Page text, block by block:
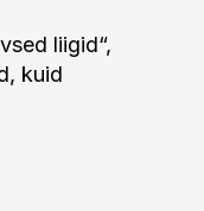
liigid“,
kuid